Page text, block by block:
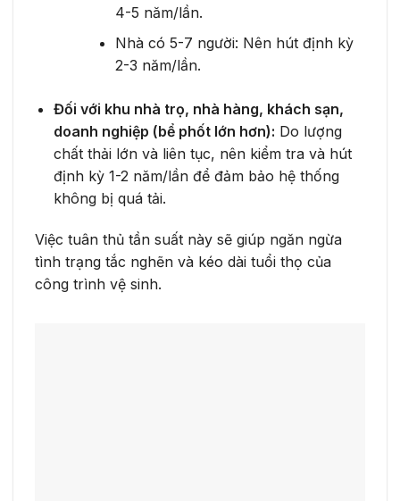
4-5 năm/lần.
Nhà có 5-7 người: Nên hút định kỳ
2-3 năm/lần.
Đối với khu nhà trọ, nhà hàng, khách sạn,
doanh nghiệp (bể phốt lớn hơn): Do lượng
chất thải lớn và liên tục, nên kiểm tra và hút
định kỳ 1-2 năm/lần để đảm bảo hệ thống
không bị quá tải.
Việc tuân thủ tần suất này sẽ giúp ngăn ngừa
tình trạng tắc nghẽn và kéo dài tuổi thọ của
công trình vệ sinh.